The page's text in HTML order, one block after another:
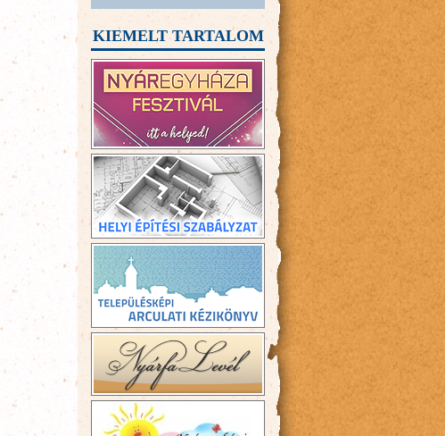
KIEMELT TARTALOM